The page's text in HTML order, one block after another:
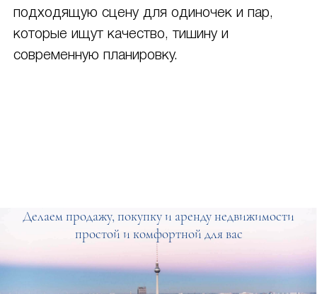
подходящую сцену для одиночек и пар,
которые ищут качество, тишину и
современную планировку.
Делаем продажу, покупку и аренду недвижимости
простой и комфортной для вас